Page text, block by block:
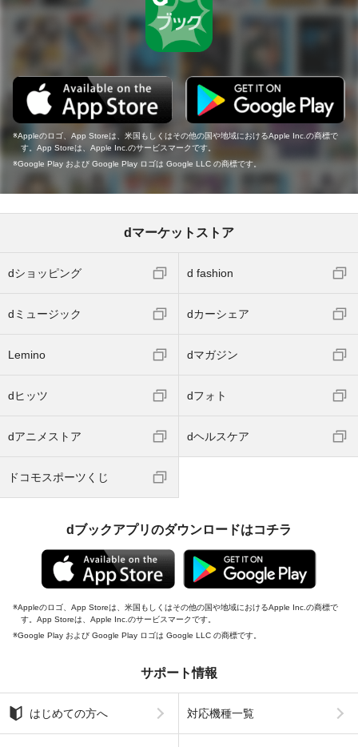
Appleのロゴ、App Storeは、米国もしくはその他の国や地域におけるApple Inc.の商標で
す。App Storeは、Apple Inc.のサービスマークです。
Google Play および Google Play ロゴは Google LLC の商標です。
dマーケットストア
dショッピング d fashion
dミュージック dカーシェア
Lemino dマガジン
dヒッツ dフォト
dアニメストア dヘルスケア
ドコモスポーツくじ
dブックアプリのダウンロードはコチラ
Appleのロゴ、App Storeは、米国もしくはその他の国や地域におけるApple Inc.の商標で
す。App Storeは、Apple Inc.のサービスマークです。
Google Play および Google Play ロゴは Google LLC の商標です。
サポート情報
はじめての方へ 対応機種一覧